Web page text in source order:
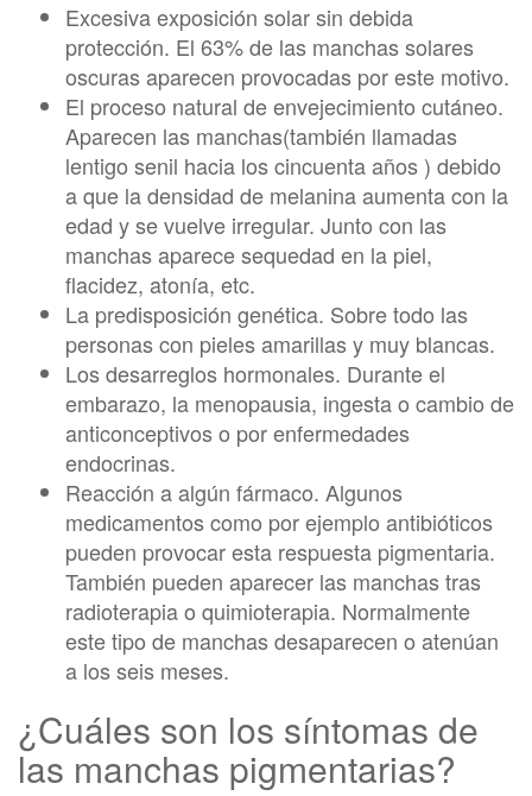
Excesiva exposición solar sin debida
protección. El 63% de las manchas solares
oscuras aparecen provocadas por este motivo.
El proceso natural de envejecimiento cutáneo.
Aparecen las manchas(también llamadas
lentigo senil hacia los cincuenta años ) debido
a que la densidad de melanina aumenta con la
edad y se vuelve irregular. Junto con las
manchas aparece sequedad en la piel,
flacidez, atonía, etc.
La predisposición genética. Sobre todo las
personas con pieles amarillas y muy blancas.
Los desarreglos hormonales. Durante el
embarazo, la menopausia, ingesta o cambio de
anticonceptivos o por enfermedades
endocrinas.
Reacción a algún fármaco. Algunos
medicamentos como por ejemplo antibióticos
pueden provocar esta respuesta pigmentaria.
También pueden aparecer las manchas tras
radioterapia o quimioterapia. Normalmente
este tipo de manchas desaparecen o atenúan
a los seis meses.
¿Cuáles son los síntomas de
las manchas pigmentarias?